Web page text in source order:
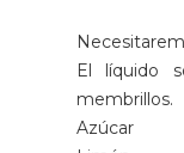
El líquido
membrillos.
Azúcar